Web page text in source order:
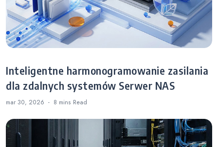
Inteligentne harmonogramowanie zasilania
dla zdalnych systemów Serwer NAS
mar 30, 2026 8 mins Read